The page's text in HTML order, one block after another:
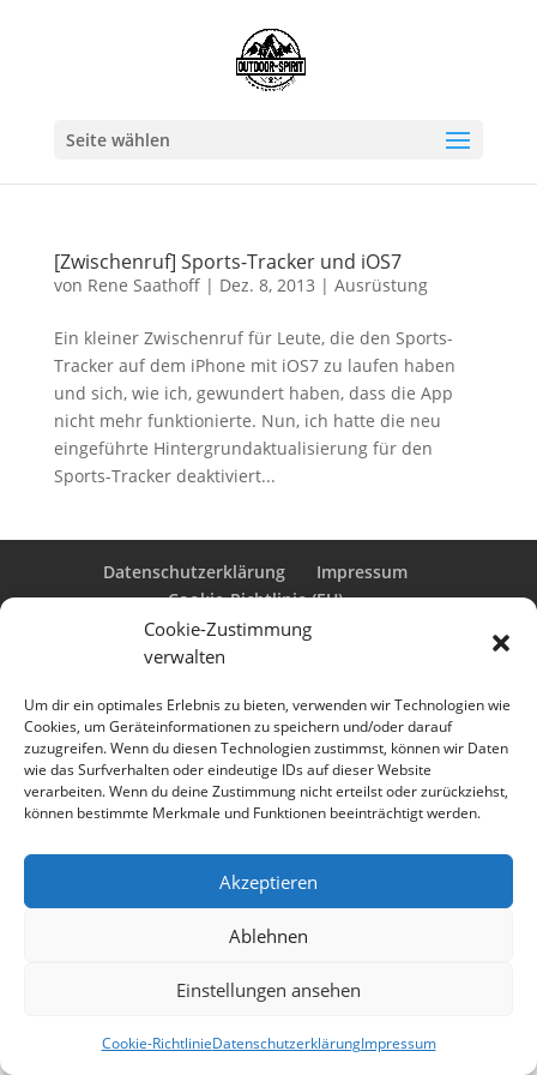
Cookie-Zustimmung
verwalten
Um dir ein optimales Erlebnis zu bieten, verwenden wir Technologien wie
Cookies, um Geräteinformationen zu speichern und/oder darauf
zuzugreifen. Wenn du diesen Technologien zustimmst, können wir Daten
wie das Surfverhalten oder eindeutige IDs auf dieser Website
verarbeiten. Wenn du deine Zustimmung nicht erteilst oder zurückziehst,
können bestimmte Merkmale und Funktionen beeinträchtigt werden.
Akzeptieren
Ablehnen
Einstellungen ansehen
Cookie-RichtlinieDatenschutzerklärungImpressum
Seite wählen
[Zwischenruf] Sports-Tracker und iOS7
von Rene Saathoff| Dez. 8, 2013 | Ausrüstung
Ein kleiner Zwischenruf für Leute, die den Sports-
Tracker auf dem iPhone mit iOS7 zu laufen haben
und sich, wie ich, gewundert haben, dass die App
nicht mehr funktionierte. Nun, ich hatte die neu
eingeführte Hintergrundaktualisierung für den
Sports-Tracker deaktiviert...
Datenschutzerklärung
Impressum
Cookie-Richtlinie (EU)
Designed byElegant Themes| Powered by
WordPress